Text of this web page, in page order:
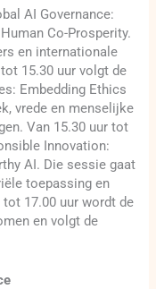
AI Governance:
Co-Prosperity.
en internationale
15.30 uur volgt de
Embedding Ethics
vrede en menselijke
Van 15.30 uur tot
Innovation:
AI. Die sessie gaat
toepassing en
17.00 uur wordt de
en volgt de